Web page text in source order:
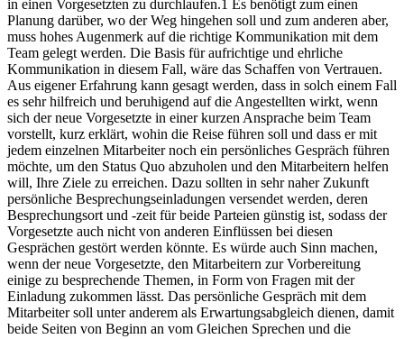
in einen Vorgesetzten zu durchlaufen.1 Es benötigt zum einen
Planung darüber, wo der Weg hingehen soll und zum anderen aber,
muss hohes Augenmerk auf die richtige Kommunikation mit dem
Team gelegt werden. Die Basis für aufrichtige und ehrliche
Kommunikation in diesem Fall, wäre das Schaffen von Vertrauen.
Aus eigener Erfahrung kann gesagt werden, dass in solch einem Fall
es sehr hilfreich und beruhigend auf die Angestellten wirkt, wenn
sich der neue Vorgesetzte in einer kurzen Ansprache beim Team
vorstellt, kurz erklärt, wohin die Reise führen soll und dass er mit
jedem einzelnen Mitarbeiter noch ein persönliches Gespräch führen
möchte, um den Status Quo abzuholen und den Mitarbeitern helfen
will, Ihre Ziele zu erreichen. Dazu sollten in sehr naher Zukunft
persönliche Besprechungseinladungen versendet werden, deren
Besprechungsort und -zeit für beide Parteien günstig ist, sodass der
Vorgesetzte auch nicht von anderen Einflüssen bei diesen
Gesprächen gestört werden könnte. Es würde auch Sinn machen,
wenn der neue Vorgesetzte, den Mitarbeitern zur Vorbereitung
einige zu besprechende Themen, in Form von Fragen mit der
Einladung zukommen lässt. Das persönliche Gespräch mit dem
Mitarbeiter soll unter anderem als Erwartungsabgleich dienen, damit
beide Seiten von Beginn an vom Gleichen Sprechen und die